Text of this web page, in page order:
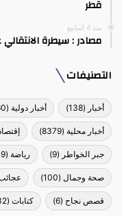
قطر
منذ 4 أسابيع
مصادر : سيطرة
التصنيفات
أخبار (138) أخبار دولية (160)
أخبار محلية (8379) إقتصاد
جبر الخواطر (9) رياضة (139)
صحة وجمال (100)
قصص نجاح (6) كتابات (32)